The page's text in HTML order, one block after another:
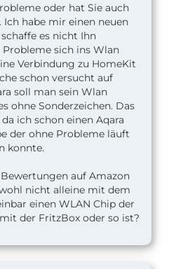
oder hat Sie auch
Ich habe mir einen neuen
es nicht Ihn
sich ins Wlan
Verbindung zu HomeKit
schon versucht auf
soll man sein Wlan
ohne Sonderzeichen. Das
ich schon einen Aqara
der ohne Probleme läuft
konnte.
auf Amazon
nicht alleine mit dem
einen WLAN Chip der
der FritzBox oder so ist?